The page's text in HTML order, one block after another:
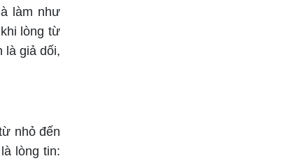
làm như
lòng từ
là giả dối,
nhỏ đến
lòng tin: